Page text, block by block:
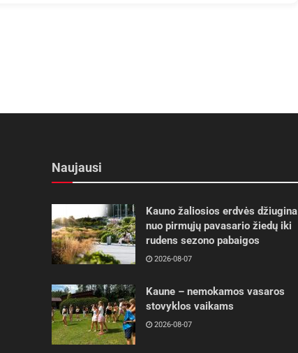
Naujausi
Kauno žaliosios erdvės džiugina
nuo pirmųjų pavasario žiedų iki
rudens sezono pabaigos
2026-08-07
Kaune – nemokamos vasaros
stovyklos vaikams
2026-08-07